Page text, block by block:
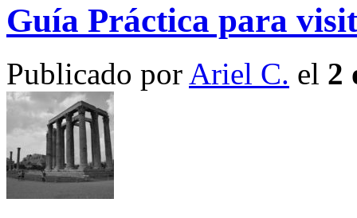
Guía Práctica para
Publicado por Ariel C. el 2